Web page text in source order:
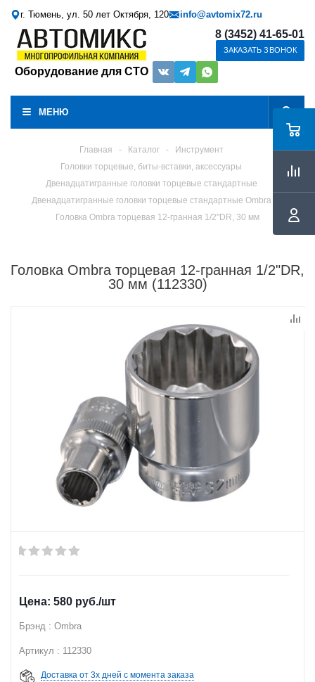
г. Тюмень, ул. 50 лет Октября, 120 info@avtomix72.ru
Оборудование для СТО
8 (3452) 41-65-01
ЗАКАЗАТЬ ЗВОНОК
МЕНЮ
Главная - Каталог -
Инструмент
Головки торцевые, биты-вставки, аксессуары
Двенадцатигранные головки торцевые стандартные
Двенадцатигранные головки торцевые стандартные Ombra
Головка Ombra торцевая 12-гранная 1/2"DR, 30 мм
Головка Ombra торцевая 12-гранная 1/2"DR,
30 мм (112330)
580 руб./шт
Брэнд : Ombra
Артикул : 112330
Доставка от 3х дней с момента заказа